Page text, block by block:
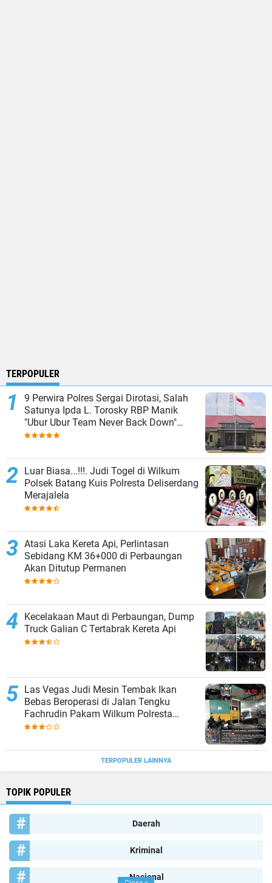
TERPOPULER
9 Perwira Polres Sergai Dirotasi, Salah
Satunya Ipda L. Torosky RBP Manik
"Ubur Ubur Team Never Back Down"
Menempati Polsek Dolok Masihul
Luar Biasa...!!!. Judi Togel di Wilkum
Polsek Batang Kuis Polresta Deliserdang
Merajalela
Atasi Laka Kereta Api, Perlintasan
Sebidang KM 36+000 di Perbaungan
Akan Ditutup Permanen
Kecelakaan Maut di Perbaungan, Dump
Truck Galian C Tertabrak Kereta Api
Las Vegas Judi Mesin Tembak Ikan
Bebas Beroperasi di Jalan Tengku
Fachrudin Pakam Wilkum Polresta
Deliserdang
TERPOPULER LAINNYA
TOPIK POPULER
Daerah
Kriminal
Nasional